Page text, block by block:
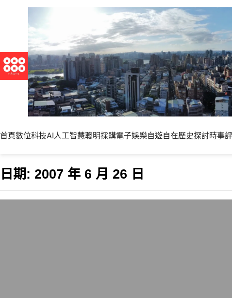
首頁數位科技AI人工智慧聰明採購電子娛樂自遊自在歷史探討時事
日期: 2007 年 6 月 26 日